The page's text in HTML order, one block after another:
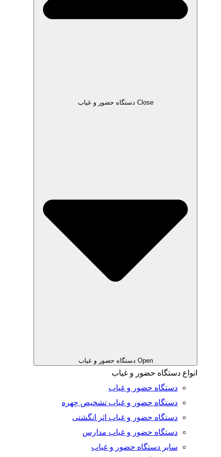
Close دستگاه حضور و غیاب
Open دستگاه حضور و غیاب
انواع دستگاه حضور و غیاب
دستگاه حضور و غیاب
دستگاه حضور و غیاب تشخیص چهره
دستگاه حضور و غیاب اثر انگشتی
دستگاه حضور و غیاب مدارس
سایر دستگاه حضور و غیاب